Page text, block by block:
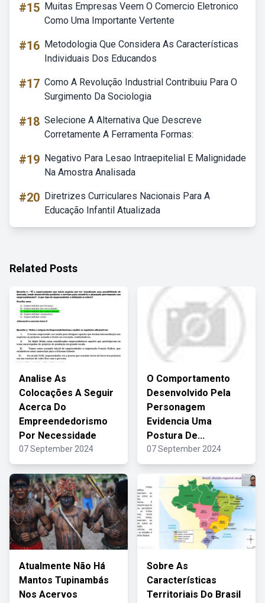
#15 Muitas Empresas Veem O Comercio Eletronico
Como Uma Importante Vertente
#16 Metodologia Que Considera As Características
Individuais Dos Educandos
#17 Como A Revolução Industrial Contribuiu Para O
Surgimento Da Sociologia
#18 Selecione A Alternativa Que Descreve
Corretamente A Ferramenta Formas:
#19 Negativo Para Lesao Intraepitelial E Malignidade
Na Amostra Analisada
#20 Diretrizes Curriculares Nacionais Para A
Educação Infantil Atualizada
Related Posts
Analise As
Colocações A Seguir
Acerca Do
Empreendedorismo
Por Necessidade
07 September 2024
O Comportamento
Desenvolvido Pela
Personagem
Evidencia Uma
Postura De...
07 September 2024
Atualmente Não Há
Mantos Tupinambás
Nos Acervos
Sobre As
Características
Territoriais Do Brasil